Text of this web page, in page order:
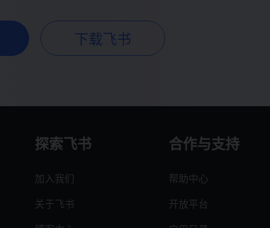
下载飞书
探索飞书
加入我们
关于飞书
合作与支持
帮助中心
开放平台